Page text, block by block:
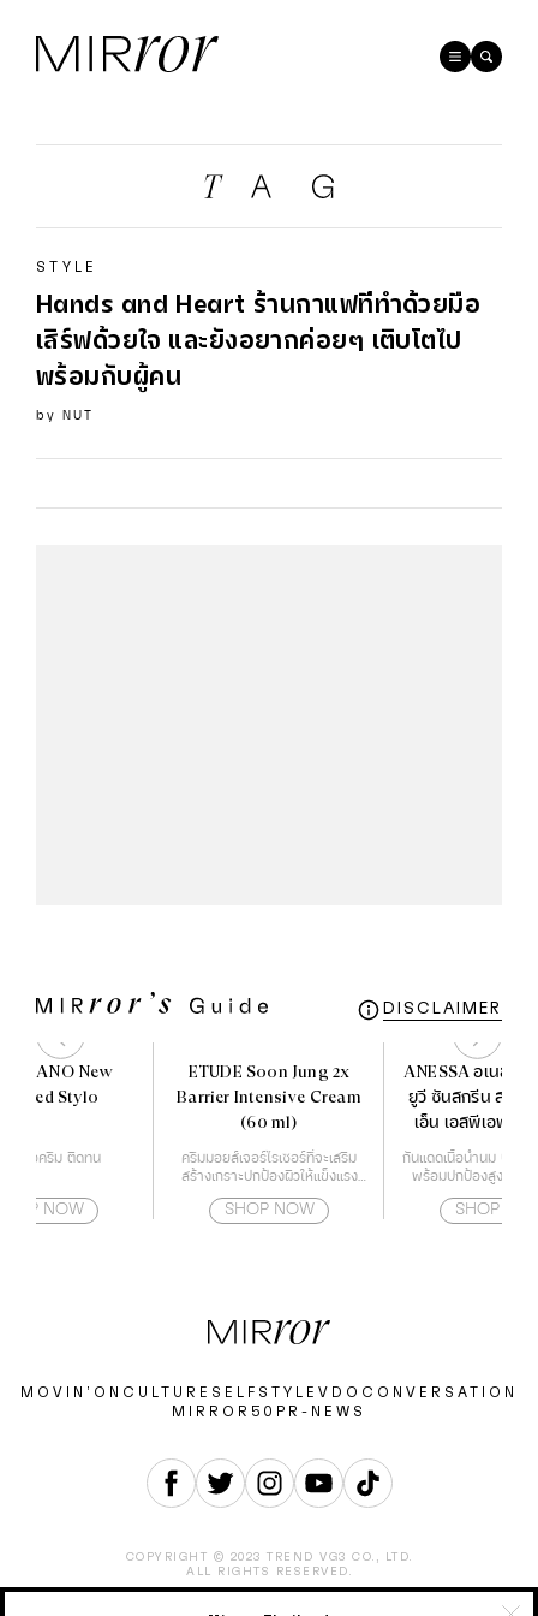
STYLE
Hands and Heart ร้านกาแฟท่ีทำด้วยมือ
เสิร์ฟด้วยใจ และยังอยากค่อยๆ เติบโตไป
พร้อมกับผู้คน
by NUT
DISCLAIMER
MILANO New
Stylo
กเนื้อครีม ติดทน
NOW
ETUDE Soon Jung 2x
Barrier Intensive Cream
(60 ml)
ครีมมอยส์เจอร์ไรเซอร์ที่จะเสริม
สร้างเกราะปกป้องผิวให้แข็งแรง
SHOP NOW
ANESSA อเนสซ่า
ยูวี ซันสกรีน สกิน
เอ็น เอสพีเอฟ 50
กันแดดเนื้อน้ำนม บางเ
พร้อมปกป้องสูงสุดใน
SHOP
MOVIN’ON CULTURE SELF STYLE VDO CONVERSATION
MIRROR50 PR-NEWS
COPYRIGHT © 2023 TREND VG3 CO., LTD.
ALL RIGHTS RESERVED.